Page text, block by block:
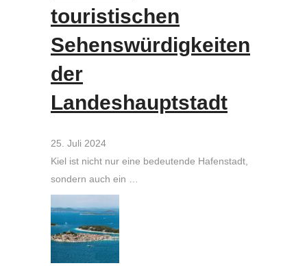
touristischen
Sehenswürdigkeiten
der
Landeshauptstadt
25. Juli 2024
Kiel ist nicht nur eine bedeutende Hafenstadt,
sondern auch ein …